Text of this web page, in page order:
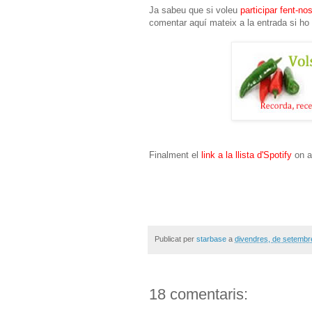
Ja sabeu que si voleu participar fent-
comentar aquí mateix a la entrada si
Finalment el link a la llista d'Spotify on
Publicat per starbase a divendres, de
18 comentaris: